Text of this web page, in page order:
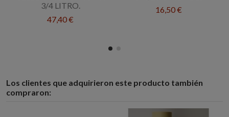
3/4 LITRO.
47,40 €
16,50 €
Los clientes que adquirieron este producto también
compraron: